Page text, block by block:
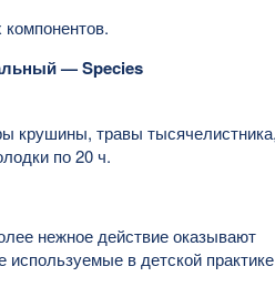
— Species
крушины, травы
по 20 ч.
нежное действие оказывают
в детской